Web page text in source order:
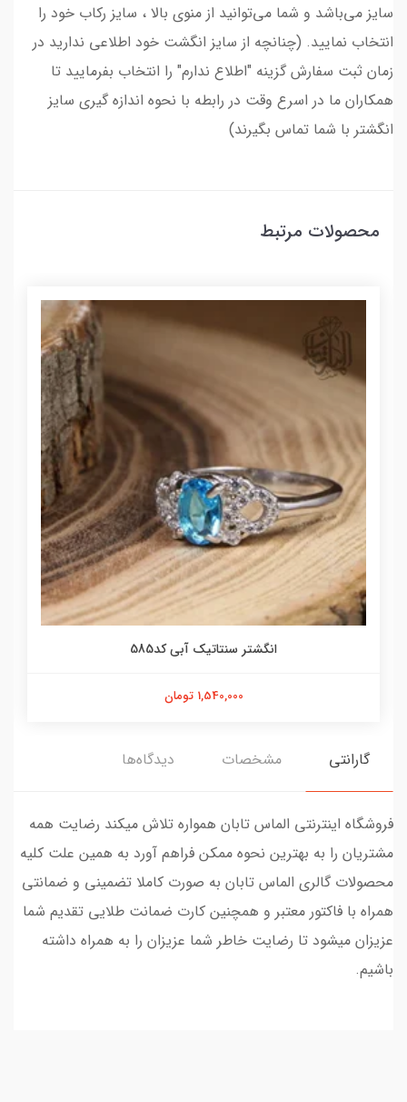
سایز می‌باشد و شما می‌توانید از منوی بالا ، سایز رکاب خود را
انتخاب نمایید. (چنانچه از سایز انگشت خود اطلاعی ندارید در
زمان ثبت سفارش گزینه "اطلاع ندارم" را انتخاب بفرمایید تا
همکاران ما در اسرع وقت در رابطه با نحوه اندازه گیری سایز
انگشتر با شما تماس بگیرند)
محصولات مرتبط
انگشتر سنتاتیک آبی کد585
1,540,000 تومان
گارانتی مشخصات دیدگاه‌ها
فروشگاه اینترنتی الماس تابان همواره تلاش میکند رضایت همه
مشتریان را به بهترین نحوه ممکن فراهم آورد به همین علت کلیه
محصولات گالری الماس تابان به صورت کاملا تضمینی و ضمانتی
همراه با فاکتور معتبر و همچنین کارت ضمانت طلایی تقدیم شما
عزیزان میشود تا رضایت خاطر شما عزیزان را به همراه داشته
باشیم.